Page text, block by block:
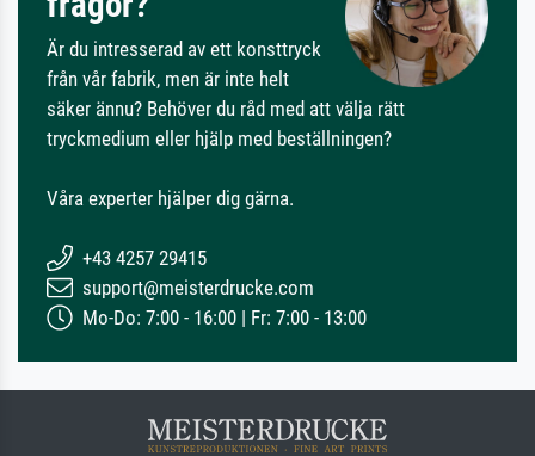
Är du intresserad av ett konsttryck
från vår fabrik, men är inte helt
säker ännu? Behöver du råd med att välja rätt
tryckmedium eller hjälp med beställningen?
Våra experter hjälper dig gärna.
+43 4257 29415
support@meisterdrucke.com
Mo-Do: 7:00 - 16:00 | Fr: 7:00 - 13:00